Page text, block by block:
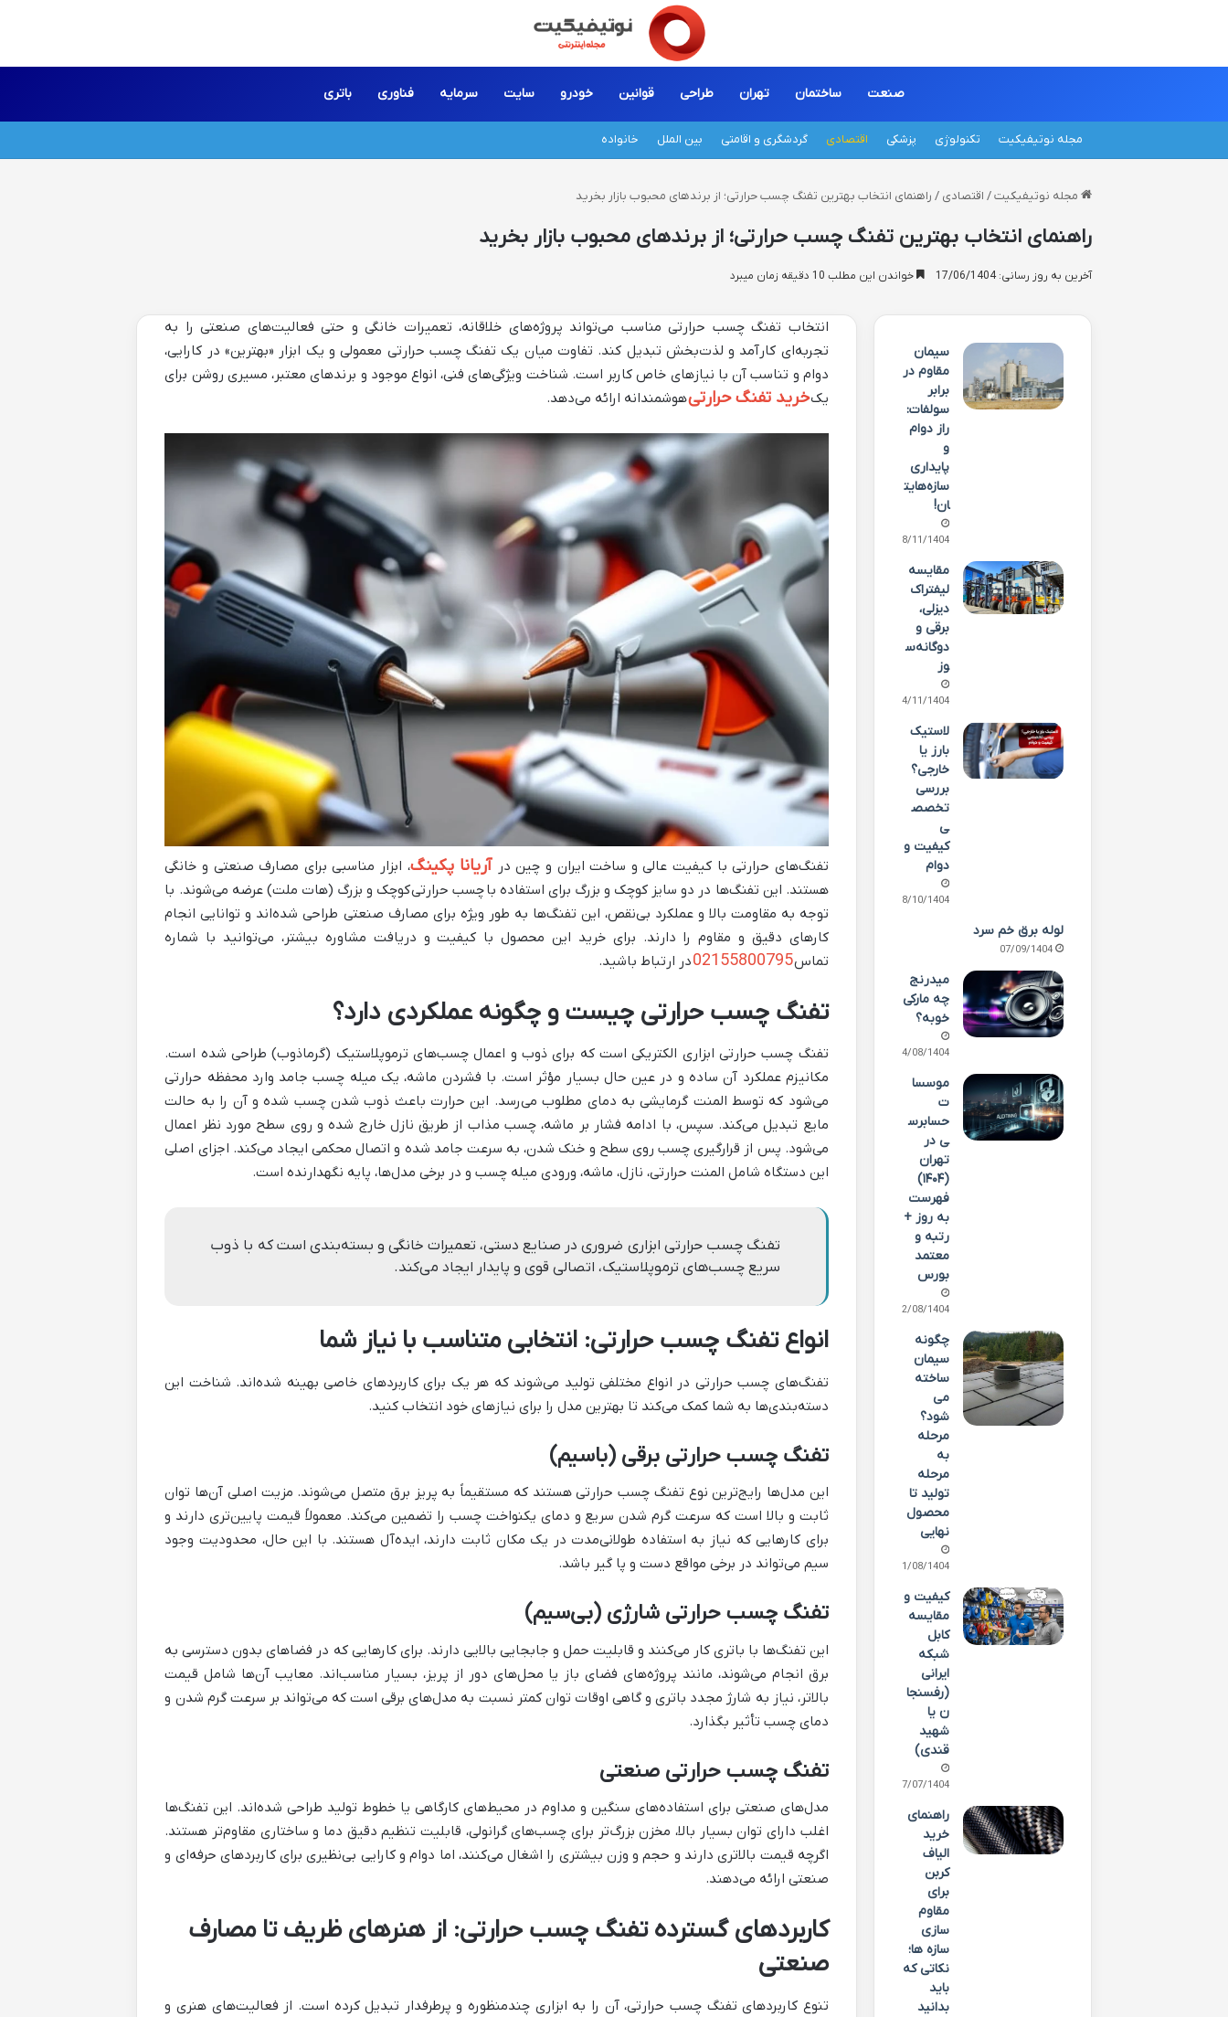
صنعت ساختمان تهران طراحی قوانین خودرو سایت سرمایه فناوری باتری
مجله نوتیفیکیت تکنولوژی پزشکی اقتصادی گردشگری و اقامتی بین الملل خانواده
مجله نوتیفیکیت / اقتصادی / راهنمای انتخاب بهترین تفنگ چسب حرارتی؛ از برندهای محبوب بازار بخرید
راهنمای انتخاب بهترین تفنگ چسب حرارتی؛ از برندهای محبوب بازار بخرید
آخرین به روز رسانی: 17/06/1404 خواندن این مطلب 10 دقیقه زمان میبرد
انتخاب تفنگ چسب حرارتی مناسب می‌تواند پروژه‌های خلاقانه، تعمیرات خانگی و حتی فعالیت‌های صنعتی را به
تجربه‌ای کارآمد و لذت‌بخش تبدیل کند. تفاوت میان یک تفنگ چسب حرارتی معمولی و یک ابزار «بهترین» در کارایی،
دوام و تناسب آن با نیازهای خاص کاربر است. شناخت ویژگی‌های فنی، انواع موجود و برندهای معتبر، مسیری روشن برای
یکخرید تفنگ حرارتیهوشمندانه ارائه می‌دهد.
تفنگ‌های حرارتی با کیفیت عالی و ساخت ایران و چین در آریانا پکینگ، ابزار مناسبی برای مصارف صنعتی و خانگی
هستند. این تفنگ‌ها در دو سایز کوچک و بزرگ برای استفاده باچسب‌ حرارتیکوچک و بزرگ (هات ملت) عرضه می‌شوند. با
توجه به مقاومت بالا و عملکرد بی‌نقص، این تفنگ‌ها به طور ویژه برای مصارف صنعتی طراحی شده‌اند و توانایی انجام
کارهای دقیق و مقاوم را دارند. برای خرید این محصول با کیفیت و دریافت مشاوره بیشتر، می‌توانید با شماره
تماس02155800795در ارتباط باشید.
تفنگ چسب حرارتی چیست و چگونه عملکردی دارد؟
تفنگ چسب حرارتی ابزاری الکتریکی است که برای ذوب و اعمال چسب‌های ترموپلاستیک (گرماذوب) طراحی شده است.
مکانیزم عملکرد آن ساده و در عین حال بسیار مؤثر است. با فشردن ماشه، یک میله چسب جامد وارد محفظه حرارتی
می‌شود که توسط المنت گرمایشی به دمای مطلوب می‌رسد. این حرارت باعث ذوب شدن چسب شده و آن را به حالت
مایع تبدیل می‌کند. سپس، با ادامه فشار بر ماشه، چسب مذاب از طریق نازل خارج شده و روی سطح مورد نظر اعمال
می‌شود. پس از قرارگیری چسب روی سطح و خنک شدن، به سرعت جامد شده و اتصال محکمی ایجاد می‌کند. اجزای اصلی
این دستگاه شامل المنت حرارتی، نازل، ماشه، ورودی میله چسب و در برخی مدل‌ها، پایه نگهدارنده است.
تفنگ چسب حرارتی ابزاری ضروری در صنایع دستی، تعمیرات خانگی و بسته‌بندی است که با ذوب
سریع چسب‌های ترموپلاستیک، اتصالی قوی و پایدار ایجاد می‌کند.
انواع تفنگ چسب حرارتی: انتخابی متناسب با نیاز شما
تفنگ‌های چسب حرارتی در انواع مختلفی تولید می‌شوند که هر یک برای کاربردهای خاصی بهینه شده‌اند. شناخت این
دسته‌بندی‌ها به شما کمک می‌کند تا بهترین مدل را برای نیازهای خود انتخاب کنید.
تفنگ چسب حرارتی برقی (باسیم)
این مدل‌ها رایج‌ترین نوع تفنگ چسب حرارتی هستند که مستقیماً به پریز برق متصل می‌شوند. مزیت اصلی آن‌ها توان
ثابت و بالا است که سرعت گرم شدن سریع و دمای یکنواخت چسب را تضمین می‌کند. معمولاً قیمت پایین‌تری دارند و
برای کارهایی که نیاز به استفاده طولانی‌مدت در یک مکان ثابت دارند، ایده‌آل هستند. با این حال، محدودیت وجود
سیم می‌تواند در برخی مواقع دست و پا گیر باشد.
تفنگ چسب حرارتی شارژی (بی‌سیم)
این تفنگ‌ها با باتری کار می‌کنند و قابلیت حمل و جابجایی بالایی دارند. برای کارهایی که در فضاهای بدون دسترسی به
برق انجام می‌شوند، مانند پروژه‌های فضای باز یا محل‌های دور از پریز، بسیار مناسب‌اند. معایب آن‌ها شامل قیمت
بالاتر، نیاز به شارژ مجدد باتری و گاهی اوقات توان کمتر نسبت به مدل‌های برقی است که می‌تواند بر سرعت گرم شدن و
دمای چسب تأثیر بگذارد.
تفنگ چسب حرارتی صنعتی
مدل‌های صنعتی برای استفاده‌های سنگین و مداوم در محیط‌های کارگاهی یا خطوط تولید طراحی شده‌اند. این تفنگ‌ها
اغلب دارای توان بسیار بالا، مخزن بزرگ‌تر برای چسب‌های گرانولی، قابلیت تنظیم دقیق دما و ساختاری مقاوم‌تر هستند.
اگرچه قیمت بالاتری دارند و حجم و وزن بیشتری را اشغال می‌کنند، اما دوام و کارایی بی‌نظیری برای کاربردهای حرفه‌ای و
صنعتی ارائه می‌دهند.
کاربردهای گسترده تفنگ چسب حرارتی: از هنرهای ظریف تا مصارف
صنعتی
تنوع کاربردهای تفنگ چسب حرارتی، آن را به ابزاری چندمنظوره و پرطرفدار تبدیل کرده است. از فعالیت‌های هنری و
سیمان
مقاوم در
برابر
سولفات:
راز دوام
و
پایداری
سازه‌هایت
ان!
28/11/1404
مقایسه
لیفتراک
دیزلی،
برقی و
دوگانه‌س
وز
14/11/1404
لاستیک
بارز یا
خارجی؟
بررسی
تخصص
ی
کیفیت و
دوام
08/10/1404
لوله برق خم سرد
07/09/1404
میدرنج
چه مارکی
خوبه؟
24/08/1404
موسسا
ت
حسابرس
ی در
تهران
(۱۴۰۴)
فهرست
به روز +
رتبه و
معتمد
بورس
22/08/1404
چگونه
سیمان
ساخته
می
شود؟
مرحله
به
مرحله
تولید تا
محصول
نهایی
21/08/1404
کیفیت و
مقایسه
کابل
شبکه
ایرانی
(رفسنجا
ن یا
شهید
قندی)
27/07/1404
راهنمای
خرید
الیاف
کربن
برای
مقاوم
سازی
سازه ها؛
نکاتی که
باید
بدانید